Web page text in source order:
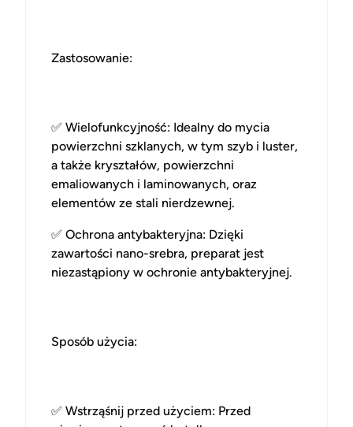
Zastosowanie:
✅ Wielofunkcyjność: Idealny do mycia
powierzchni szklanych, w tym szyb i luster,
a także kryształów, powierzchni
emaliowanych i laminowanych, oraz
elementów ze stali nierdzewnej.
✅ Ochrona antybakteryjna: Dzięki
zawartości nano-srebra, preparat jest
niezastąpiony w ochronie antybakteryjnej.
Sposób użycia:
✅ Wstrząśnij przed użyciem: Przed